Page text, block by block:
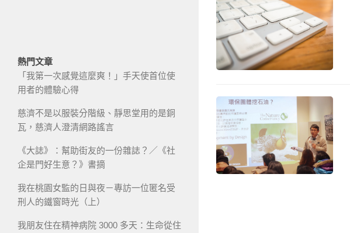
熱門文章
「我第一次感覺這麼爽！」手天使首位使
用者的體驗心得
慈濟不是以服裝分階級、靜思堂用的是銅
瓦，慈濟人澄清網路謠言
《大誌》：幫助街友的一份雜誌？／《社
企是門好生意？》書摘
我在桃園女監的日與夜－專訪一位匿名受
刑人的鐵窗時光（上）
我朋友住在精神病院 3000 多天：生命從住